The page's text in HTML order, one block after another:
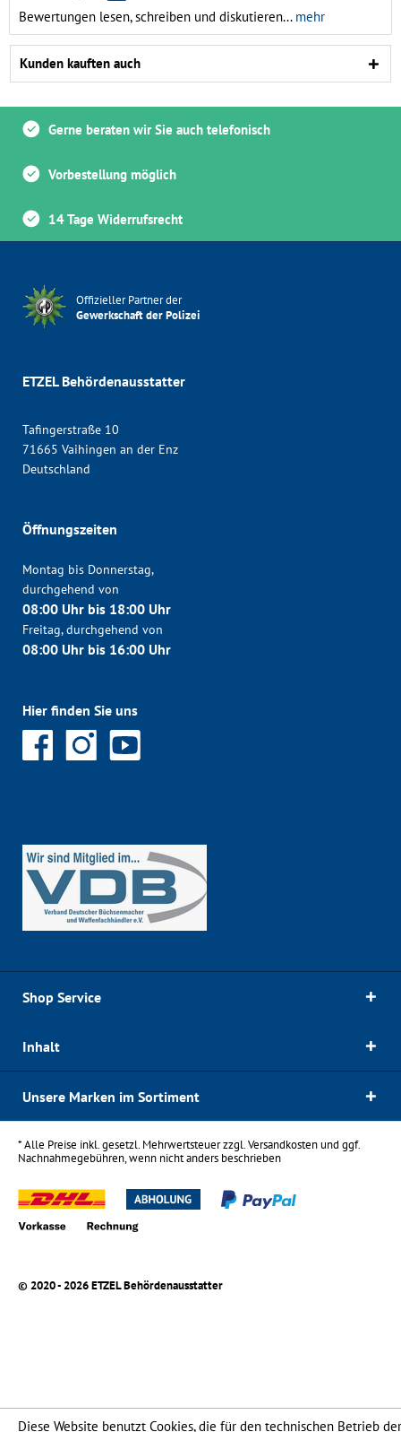
Bewertungen lesen, schreiben und diskutieren...mehr
Kunden kauften auch
Gerne beraten wir Sie auch telefonisch
Vorbestellung möglich
14 Tage Widerrufsrecht
Offizieller Partner der
Gewerkschaft der Polizei
ETZEL Behördenausstatter
Tafingerstraße 10
71665 Vaihingen an der Enz
Deutschland
Öffnungszeiten
Montag bis Donnerstag,
durchgehend von
08:00 Uhr bis 18:00 Uhr
Freitag, durchgehend von
08:00 Uhr bis 16:00 Uhr
Hier finden Sie uns
Shop Service
Inhalt
Unsere Marken im Sortiment
* Alle Preise inkl. gesetzl. Mehrwertsteuer zzgl.Versandkostenund ggf.
Nachnahmegebühren, wenn nicht anders beschrieben
© 2020 - 2026 ETZEL Behördenausstatter
Diese Website benutzt Cookies, die für den technischen Betrieb der